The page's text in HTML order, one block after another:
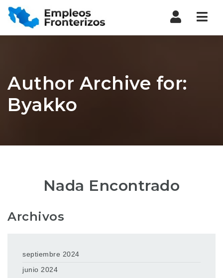
Author Archive for:
Byakko
Nada Encontrado
Archivos
septiembre 2024
junio 2024